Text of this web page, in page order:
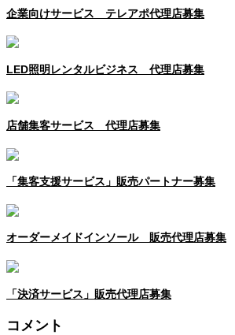
企業向けサービス テレアポ代理店募集
LED照明レンタルビジネス 代理店募集
店舗集客サービス 代理店募集
「集客支援サービス」販売パートナー募集
オーダーメイドインソール 販売代理店募集
「決済サービス」販売代理店募集
コメント